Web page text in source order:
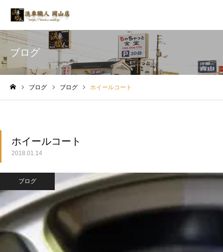
ブログ
ブログ ブログ ホイールコート
ホイールコート
2018.01.14
ブログ